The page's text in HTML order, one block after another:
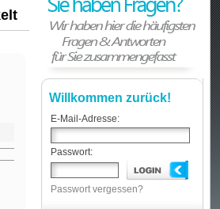
Willkommen zurück!
E-Mail-Adresse:
Passwort:
Passwort vergessen?